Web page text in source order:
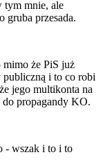
tym mnie, ale
gruba przesada.
mimo że PiS już
publiczną i to co robi
jego multikonta na
do propagandy KO.
- wszak i to i to